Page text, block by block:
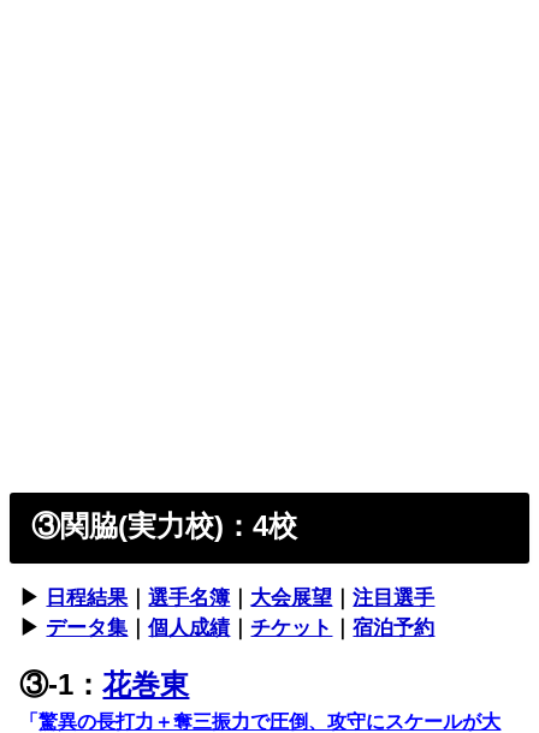
③関脇(実力校)：4校
▶︎ 日程結果｜選手名簿 大会展望 ｜注目選手
▶︎ データ集 ｜個人成績｜チケット ｜宿泊予約
③-1：花巻東
「驚異の長打力＋奪三振力で圧倒、攻守にスケールが大